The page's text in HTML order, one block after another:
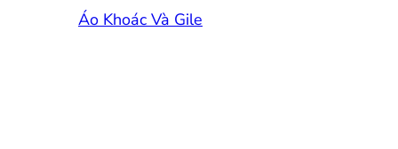
Áo Khoác Và Gile